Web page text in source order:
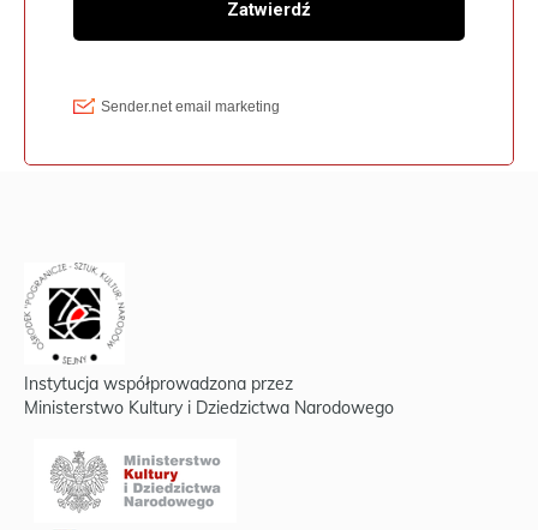
Instytucja współprowadzona przez
Ministerstwo Kultury i Dziedzictwa Narodowego